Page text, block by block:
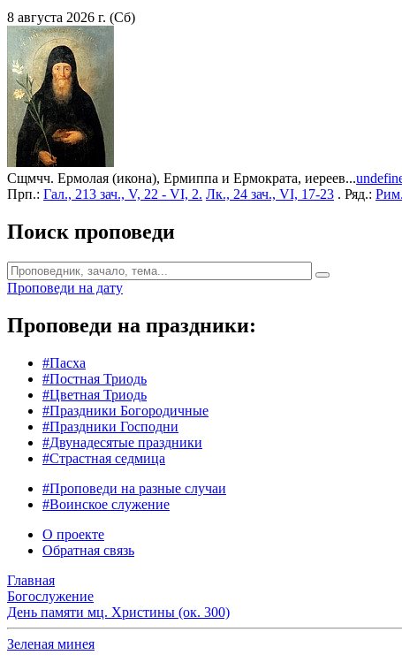
8 августа 2026 г. (Сб)
Сщмчч. Ермолая (икона), Ермиппа и Ермократа, иереев...
Прп.: Гал., 213 зач., V, 22 - VI, 2. Лк., 24 зач., VI, 17-23 . Ряд.:
Поиск проповеди
Проповеди на дату
Проповеди на праздники:
#Пасха
#Постная Триодь
#Цветная Триодь
#Праздники Богородичные
#Праздники Господни
#Двунадесятые праздники
#Страстная седмица
#Проповеди на разные случаи
#Воинское служение
О проекте
Обратная связь
Главная
Богослужение
День памяти мц. Христины (ок. 300)
Зеленая минея